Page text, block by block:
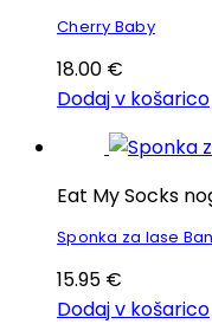
Cherry Baby
18.00 €
Dodaj v košarico
Eat My Socks
Sponka za lase
15.95 €
Dodaj v košarico